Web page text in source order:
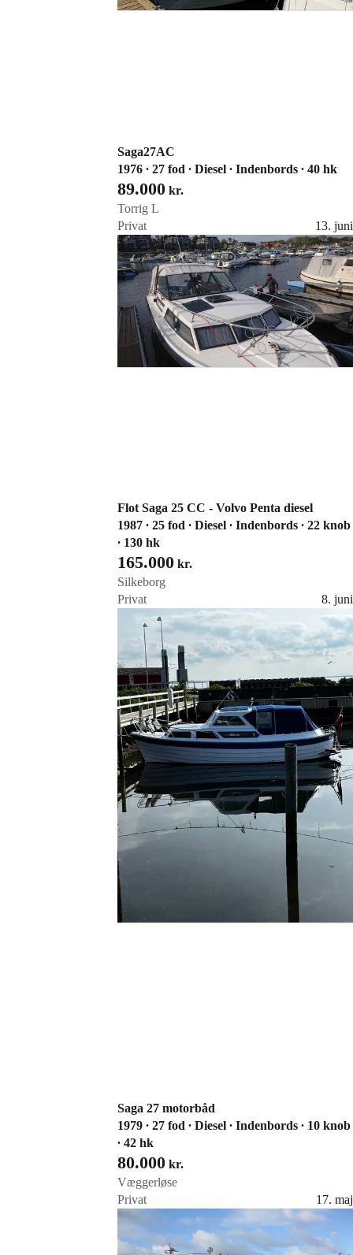
Saga27AC
1976 ∙ 27 fod ∙ Diesel ∙ Indenbords ∙ 40 hk
89.000 kr.
Torrig L
Privat
13. juni
Føj til favoritter
Gå til annoncen
Flot Saga 25 CC - Volvo Penta diesel
1987 ∙ 25 fod ∙ Diesel ∙ Indenbords ∙ 22 knob
∙ 130 hk
165.000 kr.
Silkeborg
Privat
8. juni
Føj til favoritter
Gå til annoncen
Saga 27 motorbåd
1979 ∙ 27 fod ∙ Diesel ∙ Indenbords ∙ 10 knob
∙ 42 hk
80.000 kr.
Væggerløse
Privat
17. maj
Føj til favoritter
Gå til annoncen